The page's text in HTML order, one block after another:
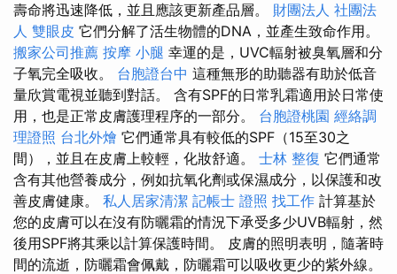
壽命將迅速降低，並且應該更新產品層。 財團法人 社團法
人 雙眼皮 它們分解了活生物體的DNA，並產生致命作用。
搬家公司推薦 按摩 小腿 幸運的是，UVC輻射被臭氧層和分
子氧完全吸收。 台胞證台中 這種無形的助聽器有助於低音
量欣賞電視並聽到對話。 含有SPF的日常乳霜適用於日常使
用，也是正常皮膚護理程序的一部分。 台胞證桃園 經絡調
理證照 台北外燴 它們通常具有較低的SPF（15至30之
間），並且在皮膚上較輕，化妝舒適。 士林 整復 它們通常
含有其他營養成分，例如抗氧化劑或保濕成分，以保護和改
善皮膚健康。 私人居家清潔 記帳士 證照 找工作 計算基於
您的皮膚可以在沒有防曬霜的情況下承受多少UVB輻射，然
後用SPF將其乘以計算保護時間。 皮膚的照明表明，隨著時
間的流逝，防曬霜會佩戴，防曬霜可以吸收更少的紫外線。